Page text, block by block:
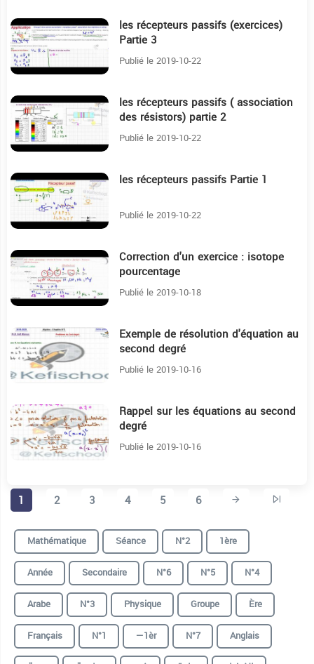
53:42 les récepteurs passifs (exercices)
Partie 3
Publié le 2019-10-22
39:59 les récepteurs passifs ( association
des résistors) partie 2
Publié le 2019-10-22
16:52 les récepteurs passifs Partie 1
Publié le 2019-10-22
16:55 Correction d'un exercice : isotope
pourcentage
Publié le 2019-10-18
2:4 Exemple de résolution d'équation au
second degré
Publié le 2019-10-16
10:59 Rappel sur les équations au second
degré
Publié le 2019-10-16
1 2 3 4 5 6
Mathématique Séance N°2
1ère
Année
Secondaire N°6 N°5
N°4
Arabe
N°3 Physique Groupe
Ère
Français
N°1 —1èr N°7
Anglais